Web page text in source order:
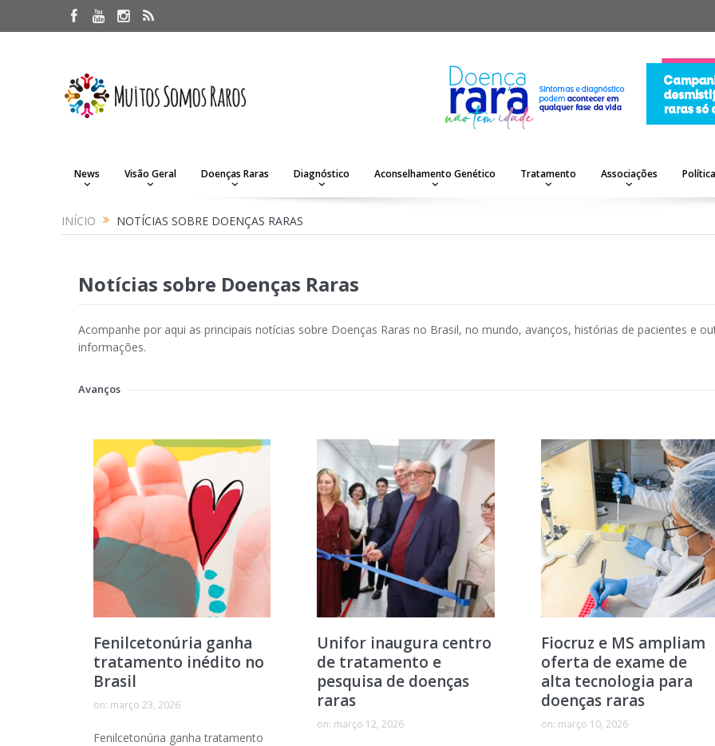
News Visão Geral Doenças Raras Diagnóstico Aconselhamento Genético Tratamento Associações
INÍCIO NOTÍCIAS SOBRE DOENÇAS RARAS
Notícias sobre Doenças Raras
Acompanhe por aqui as principais notícias sobre Doenças Raras no Brasil, no mundo, avanços, histórias de pacientes e
informações.
Avanços
Fenilcetonúria ganha
tratamento inédito no
Brasil
on: março 23, 2026
Fenilcetonúria ganha tratamento
Unifor inaugura centro
de tratamento e
pesquisa de doenças
raras
on: março 12, 2026
Fiocruz e MS ampliam
oferta de exame de
alta tecnologia para
doenças raras
on: março 10, 2026